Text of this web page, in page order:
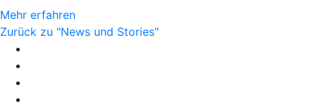
Mehr erfahren
Zurück zu "News und Stories"